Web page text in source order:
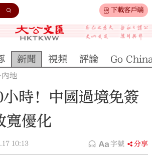
下載客戶端
新聞 視頻 評論 Go
內地
時！中國過境免簽
寬優化
10:13 字號 分享